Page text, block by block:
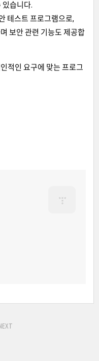
있습니다.
테스트 프로그램으로,
보안 관련 기능도 제공합
적인 요구에 맞는 프로그